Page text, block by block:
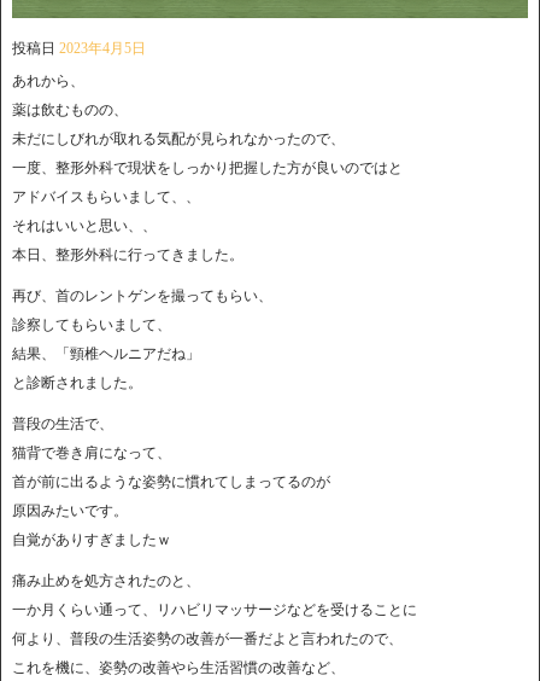
投稿日 2023年4月5日
あれから、
薬は飲むものの、
未だにしびれが取れる気配が見られなかったので、
一度、整形外科で現状をしっかり把握した方が良いのではと
アドバイスもらいまして、、
それはいいと思い、、
本日、整形外科に行ってきました。
再び、首のレントゲンを撮ってもらい、
診察してもらいまして、
結果、「頸椎ヘルニアだね」
と診断されました。
普段の生活で、
猫背で巻き肩になって、
首が前に出るような姿勢に慣れてしまってるのが
原因みたいです。
自覚がありすぎましたｗ
痛み止めを処方されたのと、
一か月くらい通って、リハビリマッサージなどを受けることに
何より、普段の生活姿勢の改善が一番だよと言われたので、
これを機に、姿勢の改善やら生活習慣の改善など、